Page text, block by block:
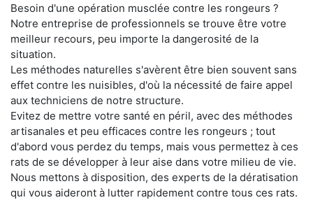
Besoin d'une opération musclée contre les rongeurs ?
Notre entreprise de professionnels se trouve être votre
meilleur recours, peu importe la dangerosité de la
situation.
Les méthodes naturelles s'avèrent être bien souvent sans
effet contre les nuisibles, d'où la nécessité de faire appel
aux techniciens de notre structure.
Evitez de mettre votre santé en péril, avec des méthodes
artisanales et peu efficaces contre les rongeurs ; tout
d'abord vous perdez du temps, mais vous permettez à ces
rats de se développer à leur aise dans votre milieu de vie.
Nous mettons à disposition, des experts de la dératisation
qui vous aideront à lutter rapidement contre tous ces rats.